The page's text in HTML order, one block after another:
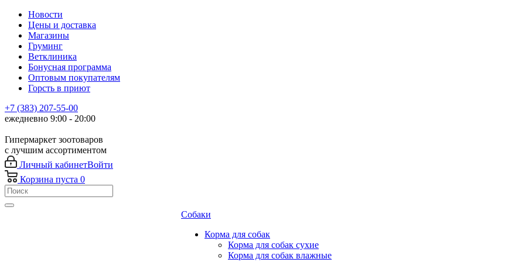
Новости
Цены и доставка
Магазины
Груминг
Ветклиника
Бонусная программа
Оптовым покупателям
Горсть в приют
+7 (383) 207-55-00
ежедневно 9:00 - 20:00
Гипермаркет зоотоваров
с лучшим ассортиментом
Личный кабинетВойти
Корзина пуста 0
Собаки
Корма для собак
Корма для собак сухие
Корма для собак влажные